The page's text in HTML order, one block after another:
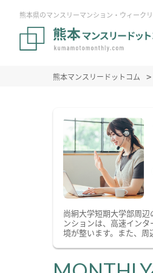
熊本県のマンスリーマンション・ウィーク
熊本マンスリードットコム
尚絅大学短期大学部周
ンションは、高速イン
境が整います。また、周